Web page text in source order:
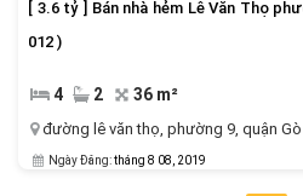
[ 3.6 tỷ ] Bán nhà hẻm Lê Văn Thọ
012 )
4 2 36 m²
đường lê văn thọ phường 9 quận
Ngày Đăng:tháng 8 08, 2019